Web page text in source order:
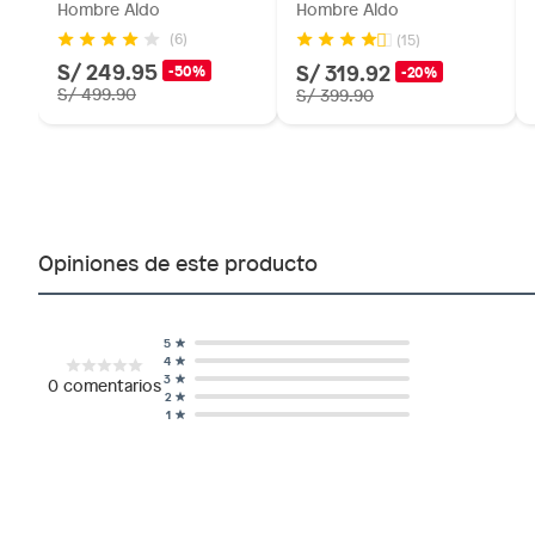
Hombre Aldo
(6)
S/ 249.95 -50%
S/ 499.90
Hombre Aldo
(15)
S/ 319.92 -20%
S/ 399.90
Opiniones de este producto
0 comentarios
1
2
3
4
5